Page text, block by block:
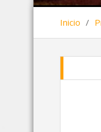
Inicio /